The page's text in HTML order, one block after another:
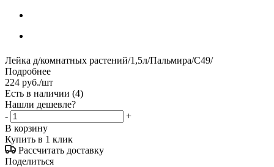
Лейка д/комнатных растений/1,5л/Пальмира/С49/
Подробнее
224 руб./шт
Есть в наличии (4)
Нашли дешевле?
-
+
В корзину
Купить в 1 клик
Рассчитать доставку
Поделиться